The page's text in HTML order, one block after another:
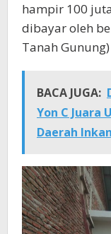
hampir 100
dibayar oleh
Tanah
BACA JUGA:
Yon C Juara
Daerah